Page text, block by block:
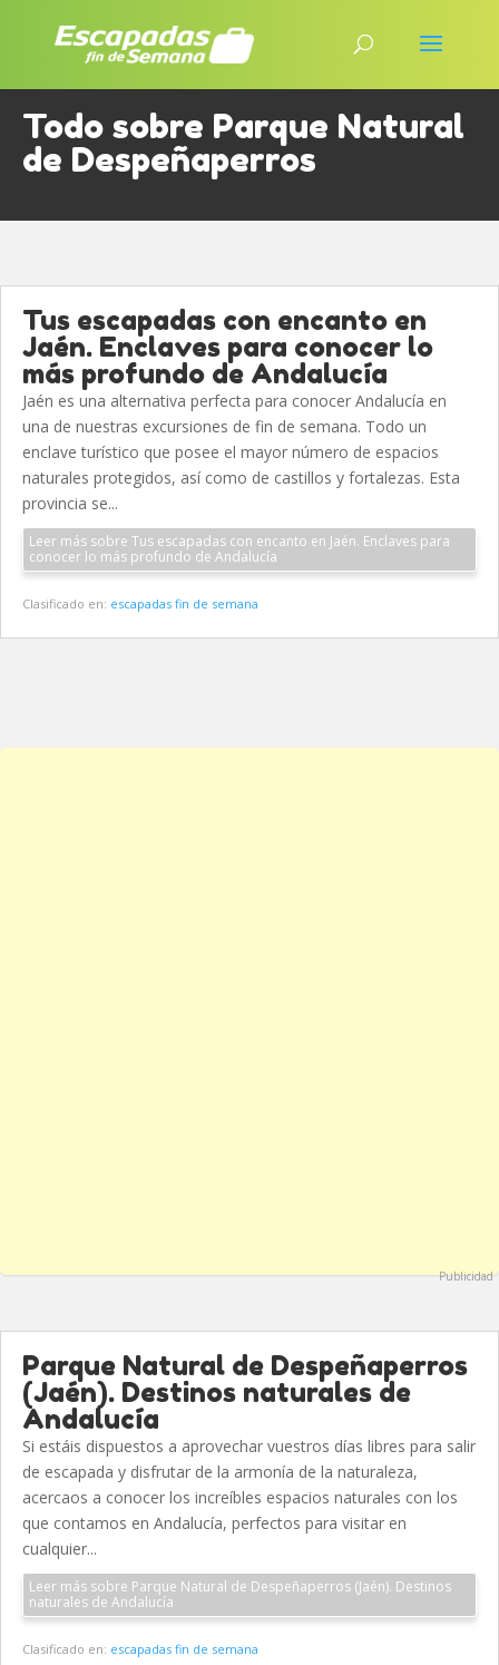
Todo sobre Parque Natural
de Despeñaperros
Tus escapadas con encanto en
Jaén. Enclaves para conocer lo
más profundo de Andalucía
Jaén es una alternativa perfecta para conocer Andalucía en
una de nuestras excursiones de fin de semana. Todo un
enclave turístico que posee el mayor número de espacios
naturales protegidos, así como de castillos y fortalezas. Esta
provincia se...
Leer más sobre Tus escapadas con encanto en Jaén. Enclaves para
conocer lo más profundo de Andalucía
Clasificado en: escapadas fin de semana
Publicidad
Parque Natural de Despeñaperros
(Jaén). Destinos naturales de
Andalucía
Si estáis dispuestos a aprovechar vuestros días libres para salir
de escapada y disfrutar de la armonía de la naturaleza,
acercaos a conocer los increíbles espacios naturales con los
que contamos en Andalucía, perfectos para visitar en
cualquier...
Leer más sobre Parque Natural de Despeñaperros (Jaén). Destinos
naturales de Andalucía
Clasificado en: escapadas fin de semana